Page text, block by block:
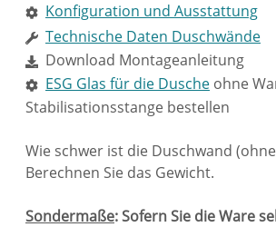
Konfiguration und Ausstattung
Technische Daten Duschwände
Download Montageanleitung
ESG Glas für die Dusche ohne
Stabilisationsstange bestellen
Wie schwer ist die Duschwand
Berechnen Sie das Gewicht.
Sondermaße: Sofern Sie die Ware